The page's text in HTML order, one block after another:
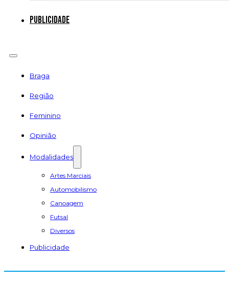
Publicidade
Braga
Região
Feminino
Opinião
Modalidades
Artes Marciais
Automobilismo
Canoagem
Futsal
Diversos
Publicidade